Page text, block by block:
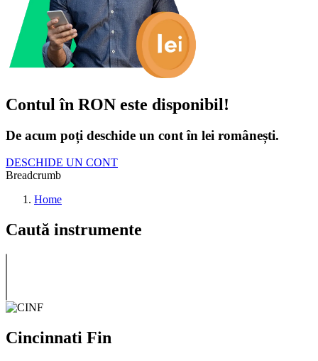
Contul în RON este disponibil!
De acum poți deschide un cont în lei românești.
DESCHIDE UN CONT
Breadcrumb
Home
Caută instrumente
Cincinnati Fin